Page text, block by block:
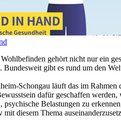
gehört nicht nur ein
Bundesweit gibt es rund um den
Schongau läuft das im
dafür geschaffen
psychische Belastungen zu
mit diesem Thema